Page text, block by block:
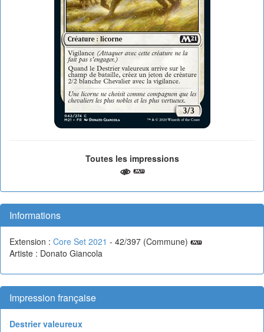
Toutes les impressions
Informations
Extension : Core Set 2021 - 42/397 (Commune)
Artiste : Donato Giancola
Impression française
Destrier valeureux